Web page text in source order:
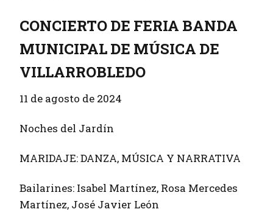
CONCIERTO DE FERIA BANDA
MUNICIPAL DE MÚSICA DE
VILLARROBLEDO
11 de agosto de 2024
Noches del Jardín
MARIDAJE: DANZA, MÚSICA Y NARRATIVA
Bailarines: Isabel Martínez, Rosa Mercedes
Martínez, José Javier León